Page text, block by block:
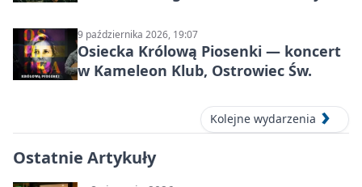
9 października 2026, 19:07
Osiecka Królową Piosenki — koncert
w Kameleon Klub, Ostrowiec Św.
Kolejne wydarzenia
Ostatnie Artykuły